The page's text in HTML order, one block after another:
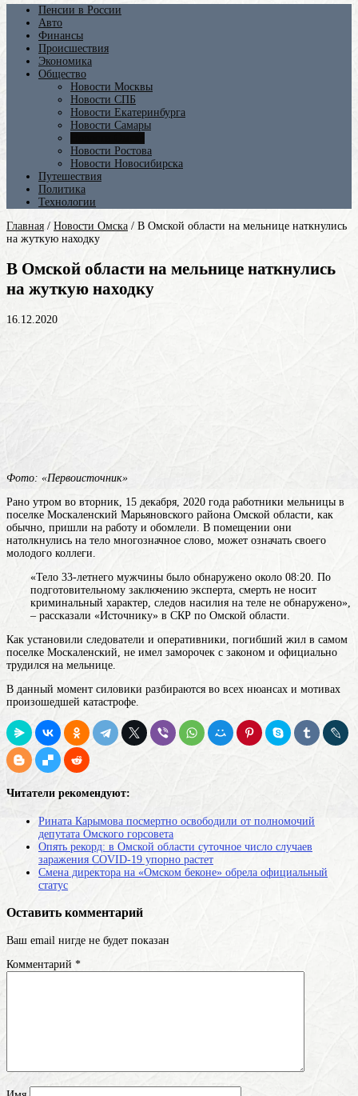
Пенсии в России
Авто
Финансы
Происшествия
Экономика
Общество
Новости Москвы
Новости СПБ
Новости Екатеринбурга
Новости Самары
Новости Ростова
Новости Новосибирска
Путешествия
Политика
Технологии
Главная / Новости Омска / В Омской области на мельнице наткнулись
на жуткую находку
В Омской области на мельнице наткнулись
на жуткую находку
16.12.2020
Фото: «Первоисточник»
Рано утром во вторник, 15 декабря, 2020 года работники мельницы в
поселке Москаленский Марьяновского района Омской области, как
обычно, пришли на работу и обомлели. В помещении они
натолкнулись на тело многозначное слово, может означать своего
молодого коллеги.
«Тело 33-летнего мужчины было обнаружено около 08:20. По
подготовительному заключению эксперта, смерть не носит
криминальный характер, следов насилия на теле не обнаружено»,
– рассказали «Источнику» в СКР по Омской области.
Как установили следователи и оперативники, погибший жил в самом
поселке Москаленский, не имел заморочек с законом и официально
трудился на мельнице.
В данный момент силовики разбираются во всех нюансах и мотивах
произошедшей катастрофе.
Читатели рекомендуют:
Рината Карымова посмертно освободили от полномочий
депутата Омского горсовета
Опять рекорд: в Омской области суточное число случаев
заражения COVID-19 упорно растет
Смена директора на «Омском беконе» обрела официальный
статус
Оставить комментарий
Ваш email нигде не будет показан
Комментарий *